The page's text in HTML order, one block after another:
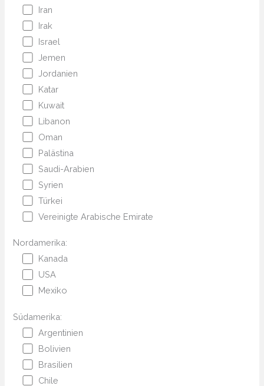
Iran
Irak
Israel
Jemen
Jordanien
Katar
Kuwait
Libanon
Oman
Palästina
Saudi-Arabien
Syrien
Türkei
Vereinigte Arabische Emirate
Nordamerika:
Kanada
USA
Mexiko
Südamerika:
Argentinien
Bolivien
Brasilien
Chile